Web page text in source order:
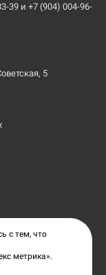
39 и +7 (904) 004-96-
5
с тем, что
метрика».